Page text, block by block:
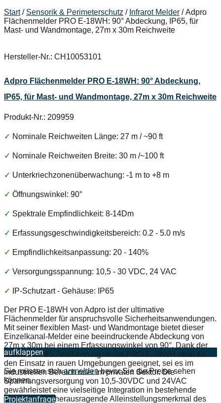
Start/ Sensorik & Perimeterschutz / Infrarot Melder / Adpro
Flächenmelder PRO E-18WH: 90° Abdeckung, IP65, für
Mast- und Wandmontage, 27m x 30m Reichweite
Hersteller-Nr.: CH10053101
Adpro Flächenmelder PRO E-18WH: 90° Abdeckung,
IP65, für Mast- und Wandmontage, 27m x 30m Reichweite
Produkt-Nr.: 209959
✓ Nominale Reichweiten Länge: 27 m / ~90 ft
✓ Nominale Reichweiten Breite: 30 m /~100 ft
✓ Unterkriechzonenüberwachung: -1 m to +8 m
✓ Öffnungswinkel: 90°
✓ Spektrale Empfindlichkeit: 8-14Dm
✓ Erfassungsgeschwindigkeitsbereich: 0.2 - 5.0 m/s
✓ Empfindlichkeitsanpassung: 20 - 140%
✓ Versorgungsspannung: 10,5 - 30 VDC, 24 VAC
✓ IP-Schutzart - Gehäuse: IP65
Der PRO E-18WH von Adpro ist der ultimative
Flächenmelder für anspruchsvolle Sicherheitsanwendungen.
Mit seiner flexiblen Mast- und Wandmontage bietet dieser
Einzelkanal-Melder eine beeindruckende Abdeckung von
27m x 30m bei einem Erfassungswinkel von 90°. Dank der
robusten IP65-Zertifizierung ist der PRO E-18WH ideal für
den Einsatz in rauen Umgebungen geeignet, sei es im
industriellen Bereich oder im privaten Sektor. Die
Spannungsversorgung von 10,5-30VDC und 24VAC
gewährleistet eine vielseitige Integration in bestehende
Systeme. Das herausragende Alleinstellungsmerkmal des
aufklappen
Sie müssen sichanmeldenbevor Sie die Preise sehen
können.
Projektanfrage